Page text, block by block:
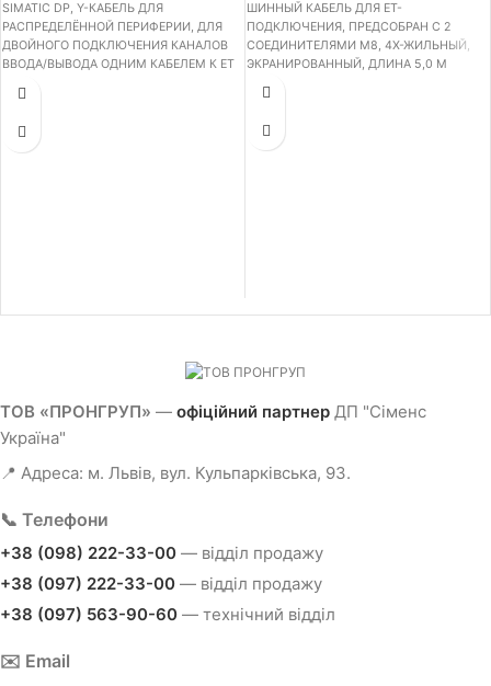
SIMATIC DP, Y-КАБЕЛЬ ДЛЯ
РАСПРЕДЕЛЁННОЙ ПЕРИФЕРИИ, ДЛЯ
ДВОЙНОГО ПОДКЛЮЧЕНИЯ КАНАЛОВ
ВВОДА/ВЫВОДА ОДНИМ КАБЕЛЕМ К ET
ШИННЫЙ КАБЕЛЬ ДЛЯ ET-
ПОДКЛЮЧЕНИЯ, ПРЕДСОБРАН С 2
СОЕДИНИТЕЛЯМИ M8, 4Х-ЖИЛЬНЫЙ,
ЭКРАНИРОВАННЫЙ, ДЛИНА 5,0 M
ТОВ «ПРОНГРУП» — офіційний партнер ДП "Сіменс
Україна"
📍 Адреса: м. Львів, вул. Кульпарківська, 93.
📞 Телефони
+38 (098) 222-33-00 — відділ продажу
+38 (097) 222-33-00 — відділ продажу
+38 (097) 563-90-60 — технічний відділ
✉️ Email